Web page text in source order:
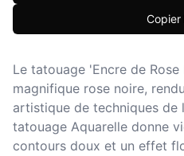
Copier
Le tatouage 'Encre de
magnifique rose noire,
artistique de techniques de
tatouage Aquarelle donne
contours doux et un effet